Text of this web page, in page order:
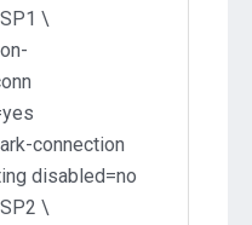
\
connection
disabled=no
\